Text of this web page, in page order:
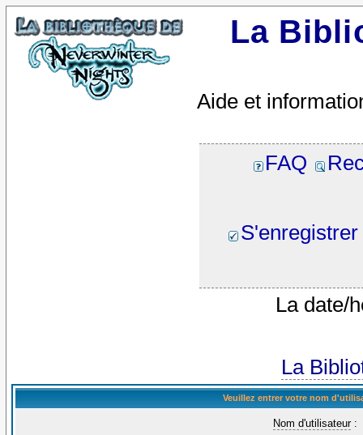
La
Aide et
FAQ
S'enregistrer
La date/
La
Veuillez entrer votre nom
Nom d'utilisateur: